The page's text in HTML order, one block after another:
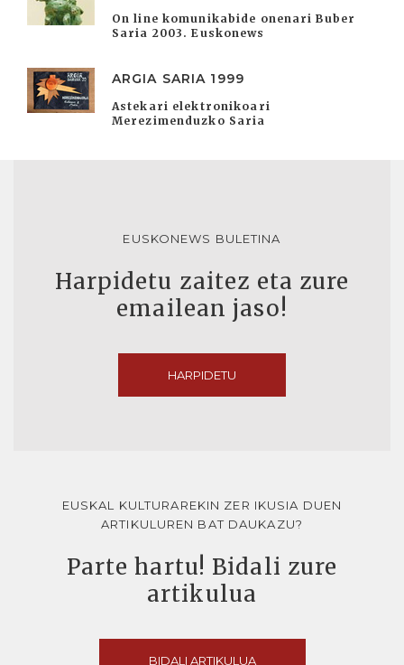
On line komunikabide onenari Buber
Saria 2003. Euskonews
ARGIA SARIA 1999
Astekari elektronikoari
Merezimenduzko Saria
EUSKONEWS BULETINA
Harpidetu zaitez eta zure
emailean jaso!
HARPIDETU
EUSKAL KULTURAREKIN ZER IKUSIA DUEN
ARTIKULUREN BAT DAUKAZU?
Parte hartu! Bidali zure
artikulua
BIDALI ARTIKULUA